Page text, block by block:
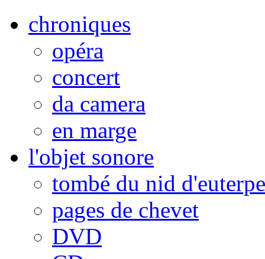
chroniques
opéra
concert
da camera
en marge
l'objet sonore
tombé du nid d'euterpe
pages de chevet
DVD